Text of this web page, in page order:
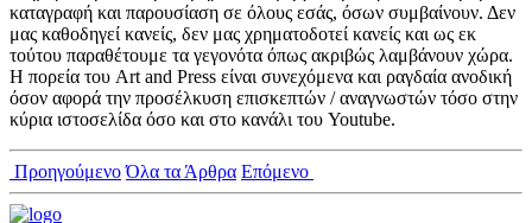
καταγραφή και παρουσίαση σε όλους εσάς, όσων συμβαίνουν. Δεν
μας καθοδηγεί κανείς, δεν μας χρηματοδοτεί κανείς και ως εκ
τούτου παραθέτουμε τα γεγονότα όπως ακριβώς λαμβάνουν χώρα.
Η πορεία του Art and Press είναι συνεχόμενα και ραγδαία ανοδική
όσον αφορά την προσέλκυση επισκεπτών / αναγνωστών τόσο στην
κύρια ιστοσελίδα όσο και στο κανάλι του Youtube.
Προηγούμενο Όλα τα Άρθρα Επόμενο